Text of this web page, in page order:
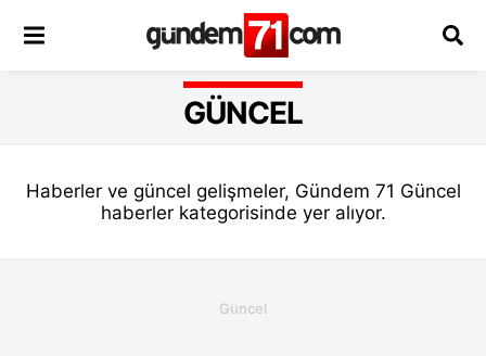
GÜNCEL
Haberler ve güncel gelişmeler, Gündem 71 Güncel
haberler kategorisinde yer alıyor.
Güncel